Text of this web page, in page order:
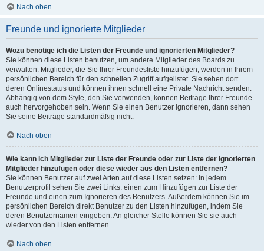
Nach oben
Freunde und ignorierte Mitglieder
Wozu benötige ich die Listen der Freunde und ignorierten Mitglieder?
Sie können diese Listen benutzen, um andere Mitglieder des Boards zu
verwalten. Mitglieder, die Sie Ihrer Freundesliste hinzufügen, werden in Ihrem
persönlichen Bereich für den schnellen Zugriff aufgelistet. Sie sehen dort
deren Onlinestatus und können ihnen schnell eine Private Nachricht senden.
Abhängig von dem Style, den Sie verwenden, können Beiträge Ihrer Freunde
auch hervorgehoben sein. Wenn Sie einen Benutzer ignorieren, dann sehen
Sie seine Beiträge standardmäßig nicht.
Nach oben
Wie kann ich Mitglieder zur Liste der Freunde oder zur Liste der ignorierten
Mitglieder hinzufügen oder diese wieder aus den Listen entfernen?
Sie können Benutzer auf zwei Arten auf diese Listen setzen: In jedem
Benutzerprofil sehen Sie zwei Links: einen zum Hinzufügen zur Liste der
Freunde und einen zum Ignorieren des Benutzers. Außerdem können Sie im
persönlichen Bereich direkt Benutzer zu den Listen hinzufügen, indem Sie
deren Benutzernamen eingeben. An gleicher Stelle können Sie sie auch
wieder von den Listen entfernen.
Nach oben